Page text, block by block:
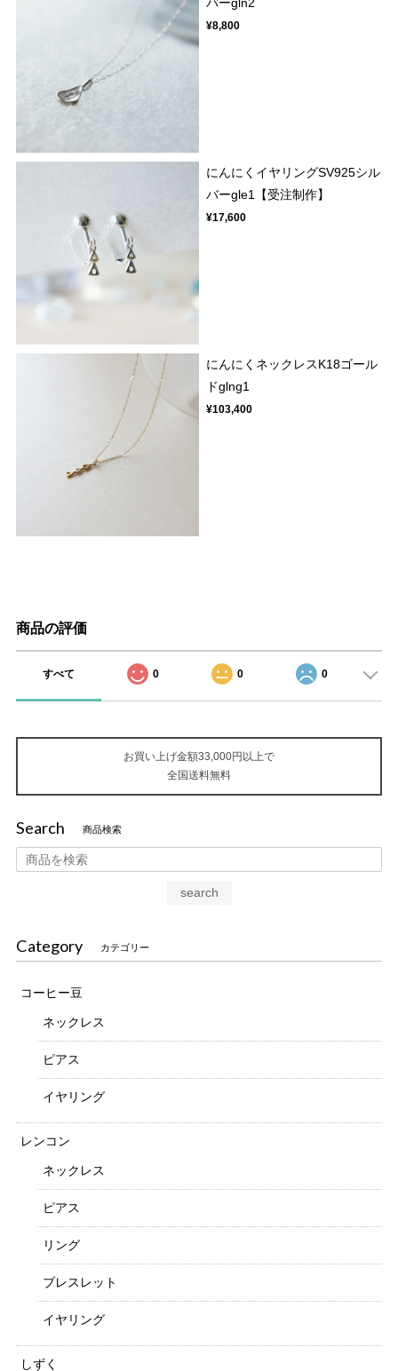
¥8,800
にんにくイヤリングSV925シル
バーgle1【受注制作】
¥17,600
にんにくネックレスK18ゴール
ドglng1
¥103,400
商品の評価
すべて 0 0 0
お買い上げ金額33,000円以上で
全国送料無料
Search 商品検索
search
Category カテゴリー
コーヒー豆
ネックレス
ピアス
イヤリング
レンコン
ネックレス
ピアス
リング
ブレスレット
イヤリング
しずく